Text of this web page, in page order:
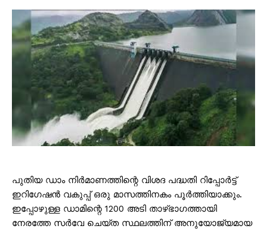
പുതിയ ഡാം നിർമാണത്തിന്റെ വിശദ പദ്ധതി റിപ്പോർട്ട്
ഇറിഗേഷൻ വകുപ്പ് ഒരു മാസത്തിനകം പൂർത്തിയാക്കും.
ഇപ്പോഴുള്ള ഡാമിന്റെ 1200 അടി താഴ്ഭാഗത്തായി
നേരത്തേ സർവേ ചെയ്‌ത സ്ഥലത്തിന് അനുയോജ്യമായ